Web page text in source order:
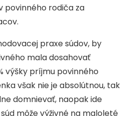
povinného rodiča za
praxe súdov, by
mala dosahovať
výšky príjmu povinného
však nie je absolútnou, tak
domnievať, naopak ide
môže výživné na maloleté